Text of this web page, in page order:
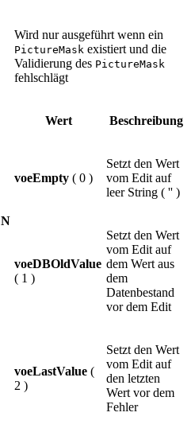
Wird nur ausgeführt wenn ein
PictureMask existiert und die
Validierung des PictureMask
fehlschlägt
Wert Beschreibung
voeEmpty ( 0 )
Setzt den Wert
vom Edit auf
leer String ( '' )
voeDBOldValue
( 1 )
Setzt den Wert
vom Edit auf
dem Wert aus
dem
Datenbestand
vor dem Edit
voeLastValue (
2 )
Setzt den Wert
vom Edit auf
den letzten
Wert vor dem
Fehler